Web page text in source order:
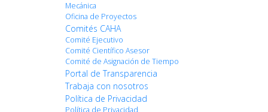
Mecánica
Oficina de Proyectos
Comités CAHA
Comité Ejecutivo
Comité Científico Asesor
Comité de Asignación de Tiempo
Portal de Transparencia
Trabaja con nosotros
Política de Privacidad
Política de Privacidad